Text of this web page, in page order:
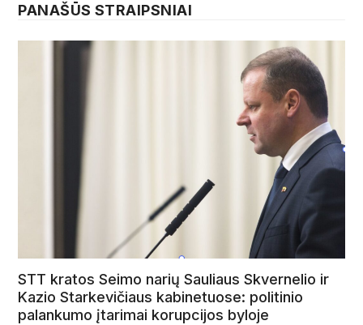
PANAŠŪS STRAIPSNIAI
STT kratos Seimo narių Sauliaus Skvernelio ir
Kazio Starkevičiaus kabinetuose: politinio
palankumo įtarimai korupcijos byloje